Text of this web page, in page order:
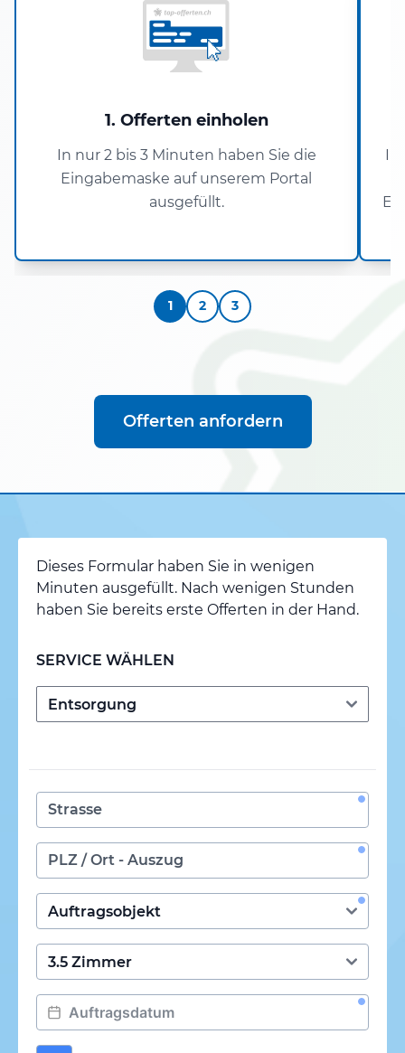
1. Offerten einholen
In nur 2 bis 3 Minuten haben Sie die
Eingabemaske auf unserem Portal
ausgefüllt.
1 2 3
Offerten anfordern
Dieses Formular haben Sie in wenigen
Minuten ausgefüllt. Nach wenigen Stunden
haben Sie bereits erste Offerten in der Hand.
SERVICE WÄHLEN